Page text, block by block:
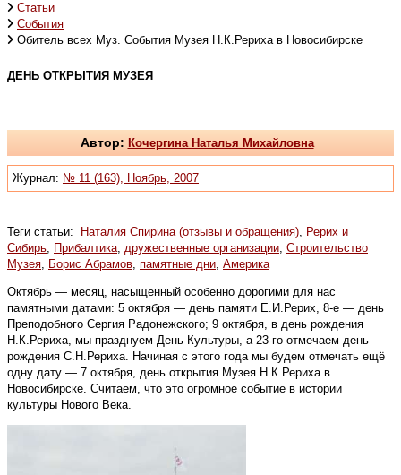
Статьи
События
Обитель всех Муз. События Музея Н.К.Рериха в Новосибирске
ДЕНЬ ОТКРЫТИЯ МУЗЕЯ
Автор: Кочергина Наталья Михайловна
Журнал: № 11 (163), Ноябрь, 2007
Теги статьи: Наталия Спирина (отзывы и обращения), Рерих и
Сибирь, Прибалтика, дружественные организации, Строительство
Музея, Борис Абрамов, памятные дни, Америка
Октябрь — месяц, насыщенный особенно дорогими для нас
памятными датами: 5 октября — день памяти Е.И.Рерих, 8-е — день
Преподобного Сергия Радонежского; 9 октября, в день рождения
Н.К.Рериха, мы празднуем День Культуры, а 23-го отмечаем день
рождения С.Н.Рериха. Начиная с этого года мы будем отмечать ещё
одну дату — 7 октября, день открытия Музея Н.К.Рериха в
Новосибирске. Считаем, что это огромное событие в истории
культуры Нового Века.